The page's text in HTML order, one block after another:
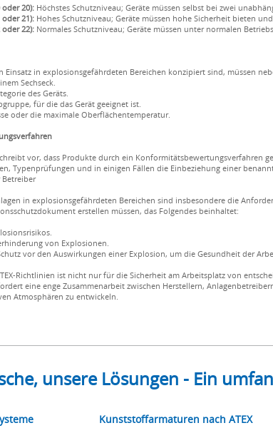
20): Höchstes Schutzniveau; Geräte müssen selbst bei zwei
21): Hohes Schutzniveau; Geräte müssen hohe Sicherheit bieten
22): Normales Schutzniveau; Geräte müssen unter normalen
Einsatz in explosionsgefährdeten Bereichen konzipiert sind, müssen
Sechseck.
des Geräts.
für die das Gerät geeignet ist.
oder die maximale Oberflächentemperatur.
vor, dass Produkte durch ein Konformitätsbewertungsverfahren
Typenprüfungen und in einigen Fällen die Einbeziehung einer
in explosionsgefährdeten Bereichen sind insbesondere die
erstellen müssen, das Folgendes beinhaltet:
von Explosionen.
vor den Auswirkungen einer Explosion, um die Gesundheit der
Richtlinien ist nicht nur für die Sicherheit am Arbeitsplatz von
eine enge Zusammenarbeit zwischen Herstellern,
Atmosphären zu entwickeln.
unsere Lösungen - Ein
Kunststoffarmaturen nach ATEX